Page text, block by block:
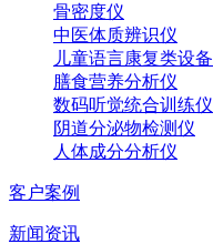
骨密度仪
中医体质辨识仪
儿童语言康复类设备
膳食营养分析仪
数码听觉统合训练仪
阴道分泌物检测仪
人体成分分析仪
客户案例
新闻资讯